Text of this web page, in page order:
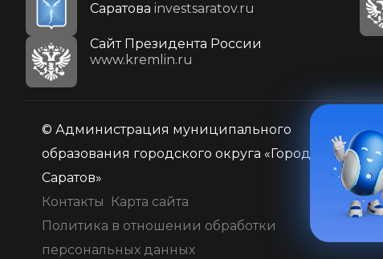
Саратова investsaratov.ru
Cайт Президента России
www.kremlin.ru
© Администрация муниципального
образования городского округа «Город
Саратов»
Контакты
Карта сайта
Политика в отношении обработки
персональных данных